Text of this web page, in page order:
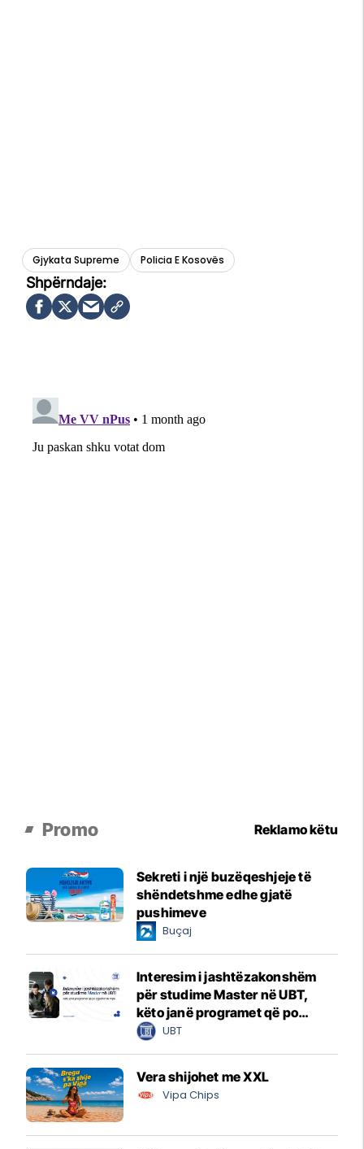
Gjykata Supreme Policia E Kosovës
Promo Reklamo këtu
Sekreti i një buzëqeshjeje të
shëndetshme edhe gjatë
pushimeve
Buçaj
Interesim i jashtëzakonshëm
për studime Master në UBT,
këto janë programet që po
zgjedhin të rinjtë
UBT
Vera shijohet me XXL
Vipa Chips